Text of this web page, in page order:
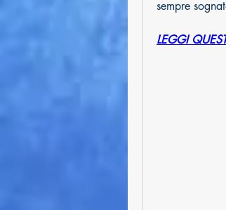
sempre
LEGGI